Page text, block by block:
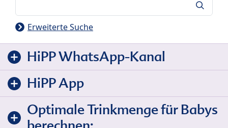
Erweiterte Suche
HiPP WhatsApp-Kanal
HiPP App
Optimale Trinkmenge für Babys